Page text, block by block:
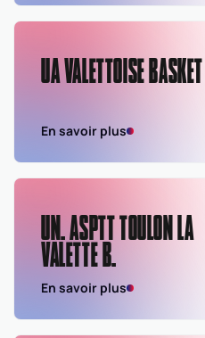
UA VALETTOISE BASKET
En savoir plus
UN. ASPTT TOULON LA
VALETTE B.
En savoir plus